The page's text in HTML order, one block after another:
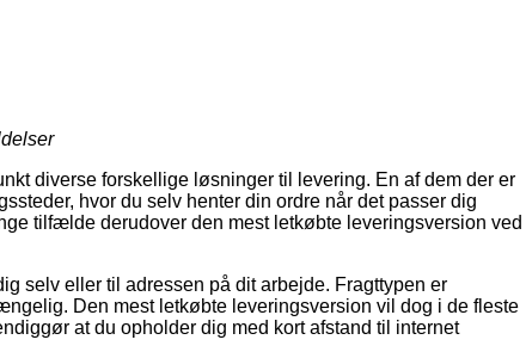
diverse forskellige løsninger til levering. En af dem der er
hvor du selv henter din ordre når det passer dig
tilfælde derudover den mest letkøbte leveringsversion ved
selv eller til adressen på dit arbejde. Fragttypen er
Den mest letkøbte leveringsversion vil dog i de fleste
at du opholder dig med kort afstand til internet